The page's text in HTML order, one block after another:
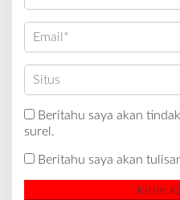
Beritahu saya akan
surel.
Beritahu saya akan